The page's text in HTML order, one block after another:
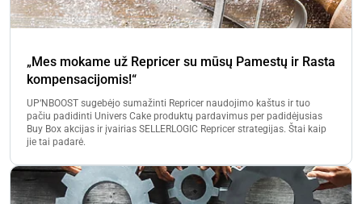
„Mes mokame už Repricer su mūsų Pamestų ir Rasta
kompensacijomis!“
UP‘NBOOST sugebėjo sumažinti Repricer naudojimo kaštus ir tuo
pačiu padidinti Univers Cake produktų pardavimus per padidėjusias
Buy Box akcijas ir įvairias SELLERLOGIC Repricer strategijas. Štai kaip
jie tai padarė.